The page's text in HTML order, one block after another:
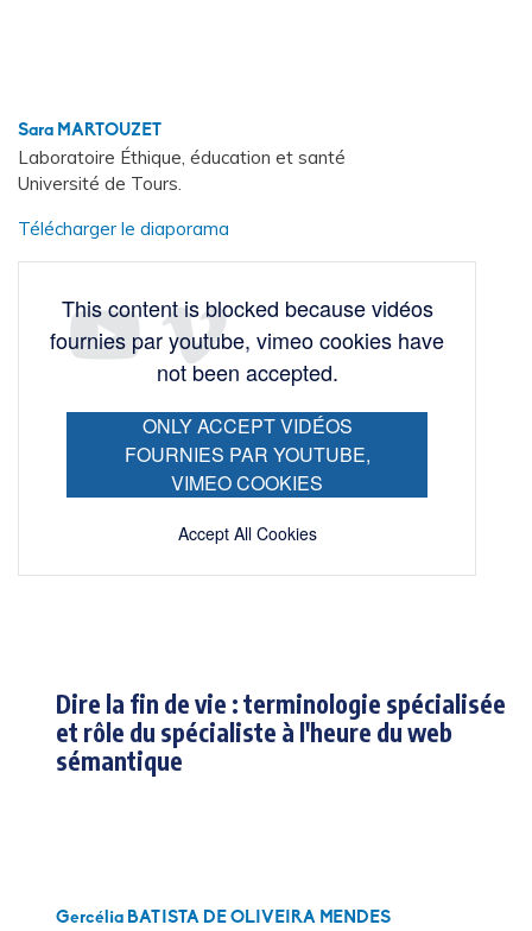
Sara MARTOUZET
Laboratoire Éthique, éducation et santé
Université de Tours.
Télécharger le diaporama
This content is blocked because vidéos
fournies par youtube, vimeo cookies have
not been accepted.
ONLY ACCEPT VIDÉOS
FOURNIES PAR YOUTUBE,
VIMEO COOKIES
Accept All Cookies
Dire la fin de vie : terminologie spécialisée
et rôle du spécialiste à l'heure du web
sémantique
Gercélia BATISTA DE OLIVEIRA MENDES